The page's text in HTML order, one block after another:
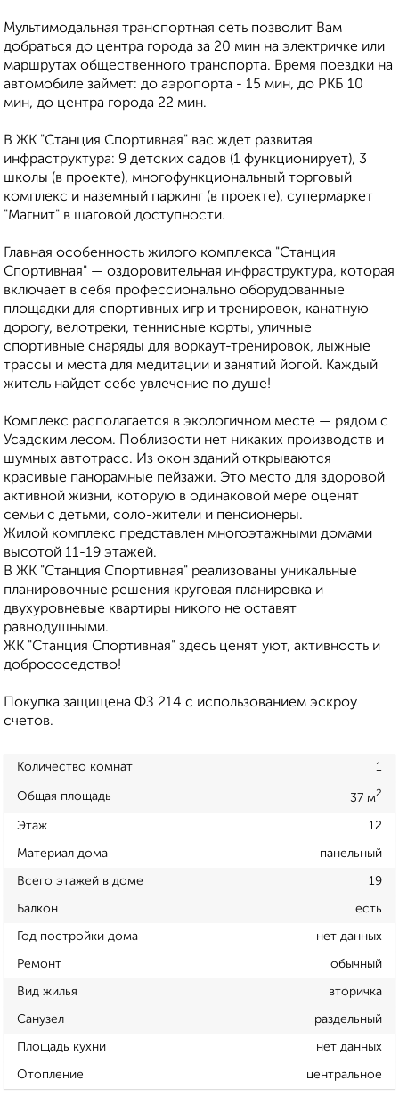
Мультимодальная транспортная сеть позволит Вам
добраться до центра города за 20 мин на электричке или
маршрутах общественного транспорта. Время поездки на
автомобиле займет: до аэропорта - 15 мин, до РКБ 10
мин, до центра города 22 мин.
В ЖК "Станция Спортивная" вас ждет развитая
инфраструктура: 9 детских садов (1 функционирует), 3
школы (в проекте), многофункциональный торговый
комплекс и наземный паркинг (в проекте), супермаркет
"Магнит" в шаговой доступности.
Главная особенность жилого комплекса "Станция
Спортивная" — оздоровительная инфраструктура, которая
включает в себя профессионально оборудованные
площадки для спортивных игр и тренировок, канатную
дорогу, велотреки, теннисные корты, уличные
спортивные снаряды для воркаут-тренировок, лыжные
трассы и места для медитации и занятий йогой. Каждый
житель найдет себе увлечение по душе!
Комплекс располагается в экологичном месте — рядом с
Усадским лесом. Поблизости нет никаких производств и
шумных автотрасс. Из окон зданий открываются
красивые панорамные пейзажи. Это место для здоровой
активной жизни, которую в одинаковой мере оценят
семьи с детьми, соло-жители и пенсионеры.
Жилой комплекс представлен многоэтажными домами
высотой 11-19 этажей.
В ЖК "Станция Спортивная" реализованы уникальные
планировочные решения круговая планировка и
двухуровневые квартиры никого не оставят
равнодушными.
ЖК "Станция Спортивная" здесь ценят уют, активность и
добрососедство!
Покупка защищена ФЗ 214 с использованием эскроу
счетов.
Количество комнат 1
Общая площадь 37 м2
Этаж 12
Материал дома панельный
Всего этажей в доме 19
Балкон есть
Год постройки дома нет данных
Ремонт обычный
Вид жилья вторичка
Санузел раздельный
Площадь кухни нет данных
Отопление центральное